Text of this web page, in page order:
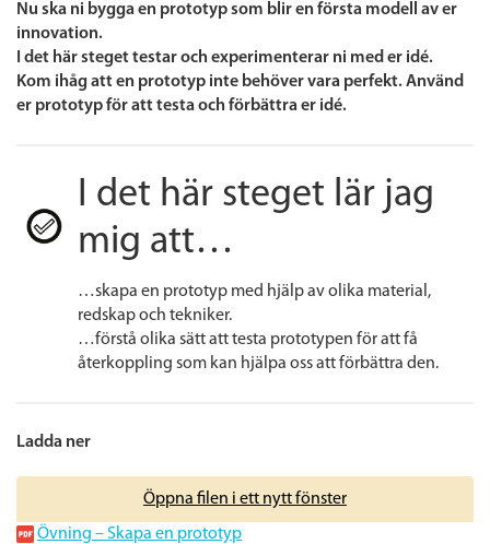
Nu ska ni bygga en prototyp som blir en första modell av er
innovation.
I det här steget testar och experimenterar ni med er idé.
Kom ihåg att en prototyp inte behöver vara perfekt. Använd
er prototyp för att testa och förbättra er idé.
I det här steget lär jag
mig att…
…skapa en prototyp med hjälp av olika material,
redskap och tekniker.
…förstå olika sätt att testa prototypen för att få
återkoppling som kan hjälpa oss att förbättra den.
Ladda ner
Öppna filen i ett nytt fönster
Övning – Skapa en prototyp